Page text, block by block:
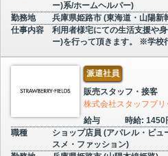
ー)系/ホームヘルパー)
勤務地
兵庫県姫路市 (東海道・山陽新
仕事内容
利用者様宅にての生活支援や
ー)を行って頂きます。 ※学校
派遣社員
販売スタッフ・接客
株式会社スタッフブリ
給与
時給: 1450
職種
ショップ店員 (アパレル・ビュ
スメ・ファッション)